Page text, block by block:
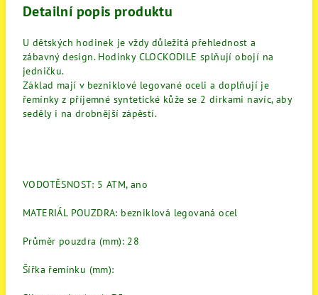
Detailní popis produktu
U dětských hodinek je vždy důležitá přehlednost a
zábavný design. Hodinky CLOCKODILE splňují obojí na
jedničku.
Základ mají v bezniklové legované oceli a doplňují je
řemínky z příjemné syntetické kůže se 2 dírkami navíc, aby
seděly i na drobnější zápěstí.
VODOTĚSNOST: 5 ATM, ano
MATERIÁL POUZDRA: bezniklová legovaná ocel
Průměr pouzdra (mm): 28
Šířka řemínku (mm):